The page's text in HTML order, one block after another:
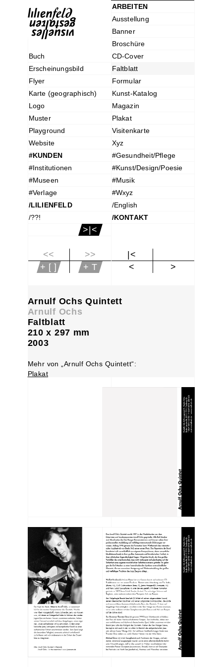
ARBEITEN
Ausstellung
Banner
Broschüre
Buch
CD-Cover
Erscheinungsbild
Faltblatt
Flyer
Formular
Karte (geographisch)
Kunst-Katalog
Logo
Magazin
Muster
Plakat
Playground
Visitenkarte
Website
Xyz
#KUNDEN
#Gesundheit/Pflege
#Institutionen
#Kunst/Design/Poesie
#Museen
#Musik
#Verlage
#Wxyz
/LILIENFELD
/English
/??!
/KONTAKT
>|<
<<
>>
+ [ ]
+ T
|<
<
>
Arnulf Ochs Quintett
Arnulf Ochs
Faltblatt
210 x 297 mm
2003
Mehr von „Arnulf Ochs Quintett“:
Plakat